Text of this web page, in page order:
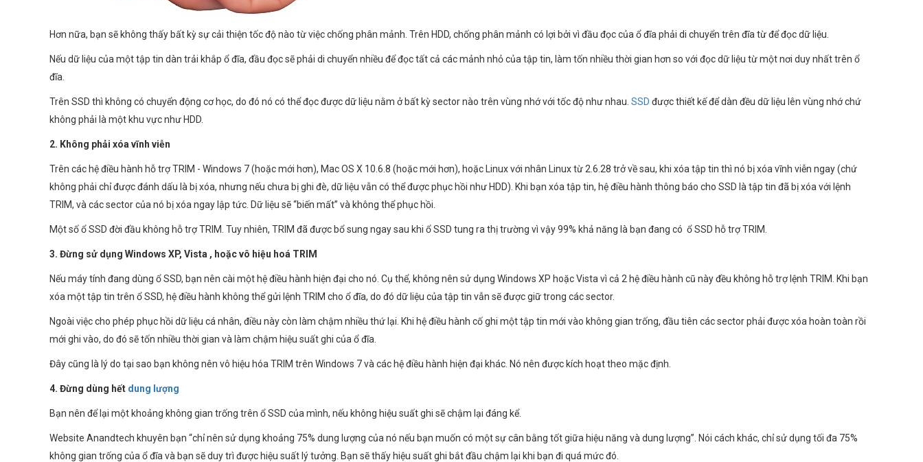
Hơn nữa, bạn sẽ không thấy bất kỳ sự cải thiện tốc độ nào từ việc chống phân mảnh. Trên HDD, chống phân mảnh có lợi bởi vì đầu đọc của ổ đĩa phải di chuyển trên đĩa từ để đọc dữ liệu.
Nếu dữ liệu của một tập tin dàn trải khắp ổ đĩa, đầu đọc sẽ phải di chuyển nhiều để đọc tất cả các mảnh nhỏ của tập tin, làm tốn nhiều thời gian hơn so với đọc dữ liệu từ một nơi duy nhất trên ổ
đĩa.
Trên SSD thì không có chuyển động cơ học, do đó nó có thể đọc được dữ liệu nằm ở bất kỳ sector nào trên vùng nhớ với tốc độ như nhau. SSD được thiết kế để dàn đều dữ liệu lên vùng nhớ chứ
không phải là một khu vực như HDD.
2. Không phải xóa vĩnh viễn
Trên các hệ điều hành hỗ trợ TRIM - Windows 7 (hoặc mới hơn), Mac OS X 10.6.8 (hoặc mới hơn), hoặc Linux với nhân Linux từ 2.6.28 trở về sau, khi xóa tập tin thì nó bị xóa vĩnh viễn ngay (chứ
không phải chỉ được đánh dấu là bị xóa, nhưng nếu chưa bị ghi đè, dữ liệu vẫn có thể được phục hồi như HDD). Khi bạn xóa tập tin, hệ điều hành thông báo cho SSD là tập tin đã bị xóa với lệnh
TRIM, và các sector của nó bị xóa ngay lập tức. Dữ liệu sẽ “biến mất” và không thể phục hồi.
Một số ổ SSD đời đầu không hỗ trợ TRIM. Tuy nhiên, TRIM đã được bổ sung ngay sau khi ổ SSD tung ra thị trường vì vậy 99% khả năng là bạn đang có ổ SSD hỗ trợ TRIM.
3. Đừng sử dụng Windows XP, Vista , hoặc vô hiệu hoá TRIM
Nếu máy tính đang dùng ổ SSD, bạn nên cài một hệ điều hành hiện đại cho nó. Cụ thể, không nên sử dụng Windows XP hoặc Vista vì cả 2 hệ điều hành cũ này đều không hỗ trợ lệnh TRIM. Khi bạn
xóa một tập tin trên ổ SSD, hệ điều hành không thể gửi lệnh TRIM cho ổ đĩa, do đó dữ liệu của tập tin vẫn sẽ được giữ trong các sector.
Ngoài việc cho phép phục hồi dữ liệu cá nhân, điều này còn làm chậm nhiều thứ lại. Khi hệ điều hành cố ghi một tập tin mới vào không gian trống, đầu tiên các sector phải được xóa hoàn toàn rồi
mới ghi vào, do đó sẽ tốn nhiều thời gian và làm chậm hiệu suất ghi của ổ đĩa.
Đây cũng là lý do tại sao bạn không nên vô hiệu hóa TRIM trên Windows 7 và các hệ điều hành hiện đại khác. Nó nên được kích hoạt theo mặc định.
4. Đừng dùng hết dung lượng
Bạn nên để lại một khoảng không gian trống trên ổ SSD của mình, nếu không hiệu suất ghi sẽ chậm lại đáng kể.
Website Anandtech khuyên bạn “chỉ nên sử dụng khoảng 75% dung lượng của nó nếu bạn muốn có một sự cân bằng tốt giữa hiệu năng và dung lượng”. Nói cách khác, chỉ sử dụng tối đa 75%
không gian trống của ổ đĩa và bạn sẽ duy trì được hiệu suất lý tưởng. Bạn sẽ thấy hiệu suất ghi bắt đầu chậm lại khi bạn đi quá mức đó.